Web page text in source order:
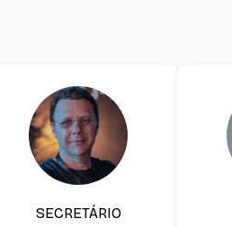
SECRETÁRIO